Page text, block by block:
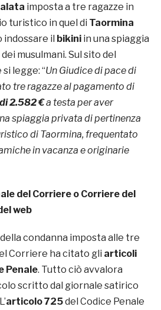
imposta a tre ragazze in
turistico in quel di Taormina
il bikiniin una spiaggia
musulmani. Sul sito del
legge: “Un Giudice di pace di
tre ragazze al pagamento di
2.582 €a testa per aver
spiaggia privata di pertinenza
di Taormina, frequentato
in vacanza e originarie
del Corriere o Corriere del
web
condanna imposta alle tre
Corriere ha citato gli articoli
Penale. Tutto ciò avvalora
scritto dal giornale satirico
articolo 725del Codice Penale